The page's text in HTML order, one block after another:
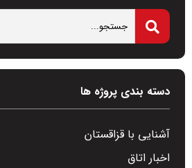
دسته بندی پروژه ها
آشنایی با قزاقستان
اخبار اتاق